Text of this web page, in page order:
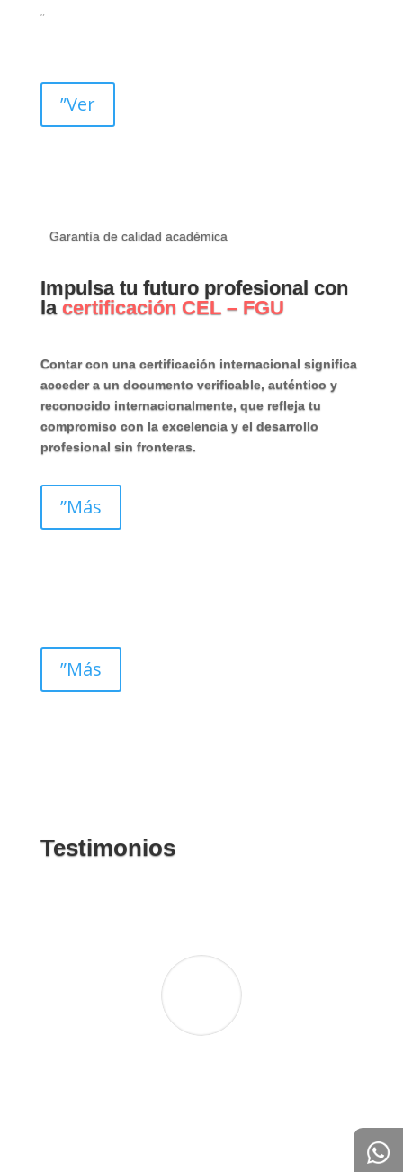
”
”Ver
Garantía de calidad académica
Impulsa tu futuro profesional con
la certificación CEL – FGU
Contar con una certificación internacional significa
acceder a un documento verificable, auténtico y
reconocido internacionalmente, que refleja tu
compromiso con la excelencia y el desarrollo
profesional sin fronteras.
”Más
”Más
Testimonios